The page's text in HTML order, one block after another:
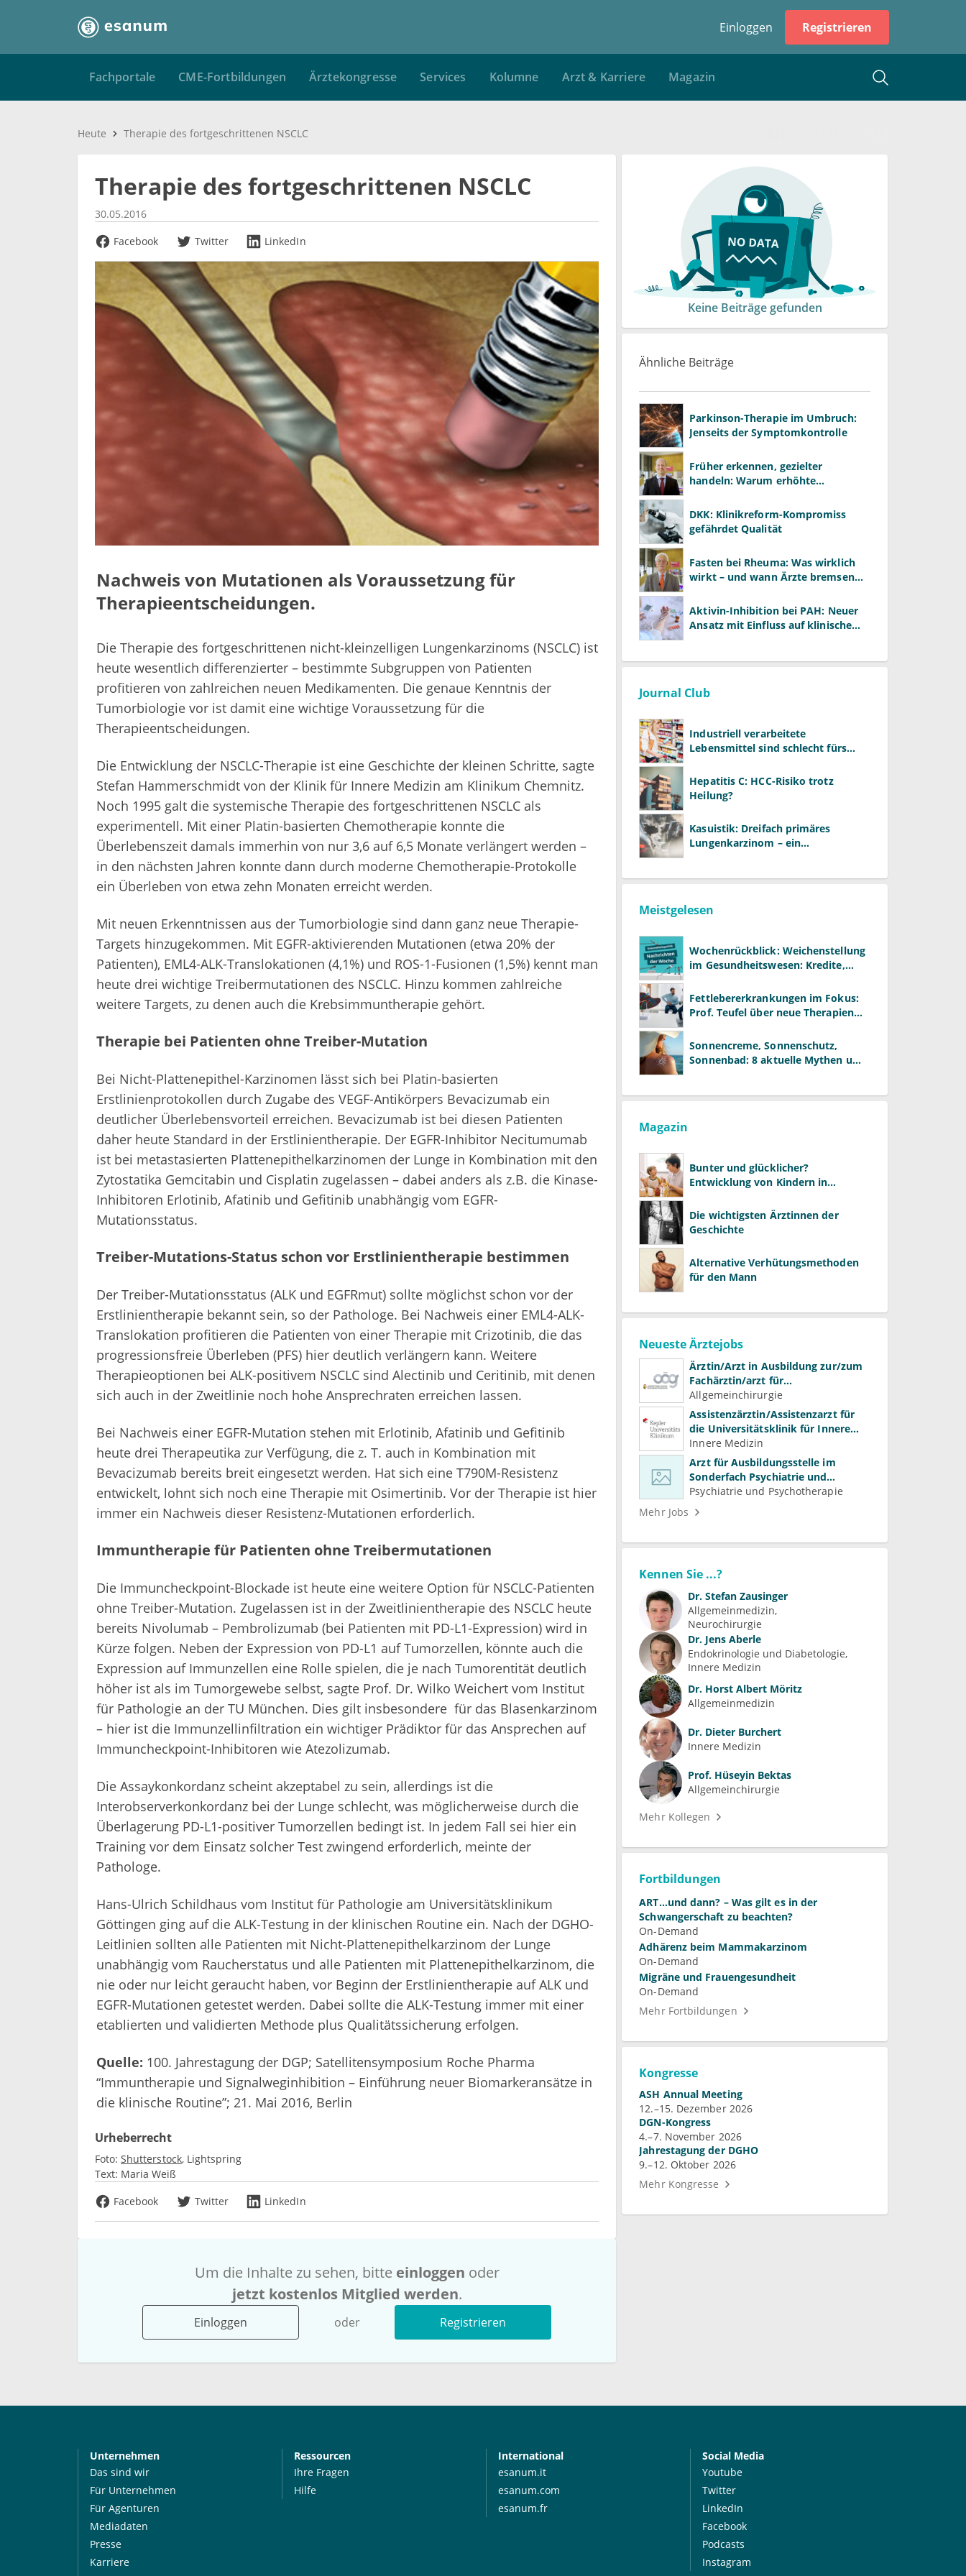
Einloggen Registrieren
Fachportale CME-Fortbildungen Ärztekongresse Services Kolumne Arzt & Karriere Magazin
Heute Therapie des fortgeschrittenen NSCLC
Therapie des fortgeschrittenen NSCLC
30.05.2016
Facebook
Twitter LinkedIn
Nachweis von Mutationen als Voraussetzung für
Therapieentscheidungen.
Die Therapie des fortgeschrittenen nicht-kleinzelligen Lungenkarzinoms (NSCLC) ist
heute wesentlich differenzierter – bestimmte Subgruppen von Patienten
profitieren von zahlreichen neuen Medikamenten. Die genaue Kenntnis der
Tumorbiologie vor ist damit eine wichtige Voraussetzung für die
Therapieentscheidungen.
Die Entwicklung der NSCLC-Therapie ist eine Geschichte der kleinen Schritte, sagte
Stefan Hammerschmidt von der Klinik für Innere Medizin am Klinikum Chemnitz.
Noch 1995 galt die systemische Therapie des fortgeschrittenen NSCLC als
experimentell. Mit einer Platin-basierten Chemotherapie konnte die
Überlebenszeit damals immerhin von nur 3,6 auf 6,5 Monate verlängert werden –
in den nächsten Jahren konnte dann durch moderne Chemotherapie-Protokolle
ein Überleben von etwa zehn Monaten erreicht werden.
Mit neuen Erkenntnissen aus der Tumorbiologie sind dann ganz neue Therapie-
Targets hinzugekommen. Mit EGFR-aktivierenden Mutationen (etwa 20% der
Patienten), EML4-ALK-Translokationen (4,1%) und ROS-1-Fusionen (1,5%) kennt man
heute drei wichtige Treibermutationen des NSCLC. Hinzu kommen zahlreiche
weitere Targets, zu denen auch die Krebsimmuntherapie gehört.
Therapie bei Patienten ohne Treiber-Mutation
Bei Nicht-Plattenepithel-Karzinomen lässt sich bei Platin-basierten
Erstlinienprotokollen durch Zugabe des VEGF-Antikörpers Bevacizumab ein
deutlicher Überlebensvorteil erreichen. Bevacizumab ist bei diesen Patienten
daher heute Standard in der Erstlinientherapie. Der EGFR-Inhibitor Necitumumab
ist bei metastasierten Plattenepithelkarzinomen der Lunge in Kombination mit den
Zytostatika Gemcitabin und Cisplatin zugelassen – dabei anders als z.B. die Kinase-
Inhibitoren Erlotinib, Afatinib und Gefitinib unabhängig vom EGFR-
Mutationsstatus.
Treiber-Mutations-Status schon vor Erstlinientherapie bestimmen
Der Treiber-Mutationsstatus (ALK und EGFRmut) sollte möglichst schon vor der
Erstlinientherapie bekannt sein, so der Pathologe. Bei Nachweis einer EML4-ALK-
Translokation profitieren die Patienten von einer Therapie mit Crizotinib, die das
progressionsfreie Überleben (PFS) hier deutlich verlängern kann. Weitere
Therapieoptionen bei ALK-positivem NSCLC sind Alectinib und Ceritinib, mit denen
sich auch in der Zweitlinie noch hohe Ansprechraten erreichen lassen.
Bei Nachweis einer EGFR-Mutation stehen mit Erlotinib, Afatinib und Gefitinib
heute drei Therapeutika zur Verfügung, die z. T. auch in Kombination mit
Bevacizumab bereits breit eingesetzt werden. Hat sich eine T790M-Resistenz
entwickelt, lohnt sich noch eine Therapie mit Osimertinib. Vor der Therapie ist hier
immer ein Nachweis dieser Resistenz-Mutationen erforderlich.
Immuntherapie für Patienten ohne Treibermutationen
Die Immuncheckpoint-Blockade ist heute eine weitere Option für NSCLC-Patienten
ohne Treiber-Mutation. Zugelassen ist in der Zweitlinientherapie des NSCLC heute
bereits Nivolumab – Pembrolizumab (bei Patienten mit PD-L1-Expression) wird in
Kürze folgen. Neben der Expression von PD-L1 auf Tumorzellen, könnte auch die
Expression auf Immunzellen eine Rolle spielen, die je nach Tumorentität deutlich
höher ist als im Tumorgewebe selbst, sagte Prof. Dr. Wilko Weichert vom Institut
für Pathologie an der TU München. Dies gilt insbesondere für das Blasenkarzinom
– hier ist die Immunzellinfiltration ein wichtiger Prädiktor für das Ansprechen auf
Immuncheckpoint-Inhibitoren wie Atezolizumab.
Die Assaykonkordanz scheint akzeptabel zu sein, allerdings ist die
Interobserverkonkordanz bei der Lunge schlecht, was möglicherweise durch die
Überlagerung PD-L1-positiver Tumorzellen bedingt ist. In jedem Fall sei hier ein
Training vor dem Einsatz solcher Test zwingend erforderlich, meinte der
Pathologe.
Hans-Ulrich Schildhaus vom Institut für Pathologie am Universitätsklinikum
Göttingen ging auf die ALK-Testung in der klinischen Routine ein. Nach der DGHO-
Leitlinien sollten alle Patienten mit Nicht-Plattenepithelkarzinom der Lunge
unabhängig vom Raucherstatus und alle Patienten mit Plattenepithelkarzinom, die
nie oder nur leicht geraucht haben, vor Beginn der Erstlinientherapie auf ALK und
EGFR-Mutationen getestet werden. Dabei sollte die ALK-Testung immer mit einer
etablierten und validierten Methode plus Qualitätssicherung erfolgen.
Quelle: 100. Jahrestagung der DGP; Satellitensymposium Roche Pharma
“Immuntherapie und Signalweginhibition – Einführung neuer Biomarkeransätze in
die klinische Routine”; 21. Mai 2016, Berlin
Urheberrecht
Foto: Shutterstock Lightspring
Text: Maria Weiß
Facebook
Twitter LinkedIn
Um die Inhalte zu sehen, bitte einloggen oder
jetzt kostenlos Mitglied werden.
Einloggen oder Registrieren
Keine Beiträge gefunden
Ähnliche Beiträge
Parkinson-Therapie im Umbruch:
Jenseits der Symptomkontrolle
Früher erkennen, gezielter
handeln: Warum erhöhte
als ALT und AST
DKK: Klinikreform-Kompromiss
gefährdet Qualität
Fasten bei Rheuma: Was wirklich
wirkt – und wann Ärzte bremsen
Aktivin-Inhibition bei PAH: Neuer
Ansatz mit Einfluss auf klinische
Journal Club
Industriell verarbeitete
Lebensmittel sind schlecht fürs
Hepatitis C: HCC-Risiko trotz
Heilung?
Kasuistik: Dreifach primäres
Lungenkarzinom – ein
Meistgelesen
Wochenrückblick: Weichenstellung
im Gesundheitswesen: Kredite,
Fettlebererkrankungen im Fokus:
Prof. Teufel über neue Therapien
Sonnencreme, Sonnenschutz,
Sonnenbad: 8 aktuelle Mythen und
Magazin
Bunter und glücklicher?
Entwicklung von Kindern in
Die wichtigsten Ärztinnen der
Geschichte
Alternative Verhütungsmethoden
für den Mann
Neueste Ärztejobs
Ärztin/Arzt in Ausbildung zur/zum
Fachärztin/arzt für
Allgemeinchirurgie und
Gefäßchirurgie
Allgemeinchirurgie
Assistenzärztin/Assistenzarzt für
die Universitätsklinik für Innere
Medizin
Innere Medizin
Arzt für Ausbildungsstelle im
Sonderfach Psychiatrie und
Psychotherapeutische Medizin
(m/w/d)
Psychiatrie und Psychotherapie
Mehr Jobs
Kennen Sie ...?
Dr. Stefan Zausinger
Allgemeinmedizin
Neurochirurgie
Dr. Jens Aberle
Endokrinologie und Diabetologie
Innere Medizin
Dr. Horst Albert Möritz
Allgemeinmedizin
Dr. Dieter Burchert
Innere Medizin
Prof. Hüseyin Bektas
Allgemeinchirurgie
Mehr Kollegen
Fortbildungen
ART...und dann? – Was gilt es in der
Schwangerschaft zu beachten?
On-Demand
Adhärenz beim Mammakarzinom
On-Demand
Migräne und Frauengesundheit
On-Demand
Mehr Fortbildungen
Kongresse
ASH Annual Meeting
12.–15. Dezember 2026
DGN-Kongress
4.–7. November 2026
Jahrestagung der DGHO
9.–12. Oktober 2026
Mehr Kongresse
Unternehmen
Das sind wir
Für Unternehmen
Für Agenturen
Mediadaten
Presse
Karriere
Ressourcen
Ihre Fragen
Hilfe
International
esanum.it
esanum.com
esanum.fr
Social Media
Youtube
Twitter
LinkedIn
Facebook
Podcasts
Instagram